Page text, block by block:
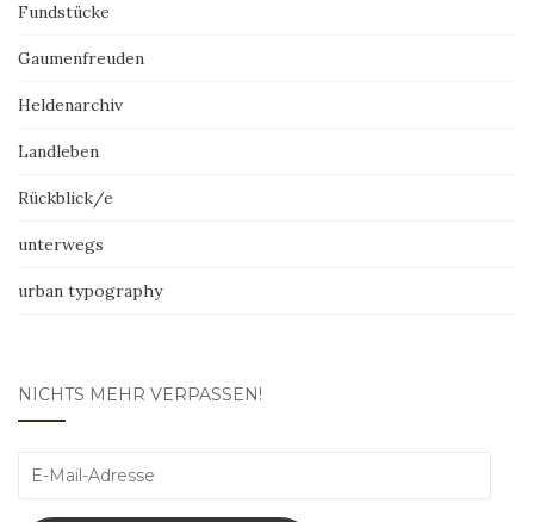
Fundstücke
Gaumenfreuden
Heldenarchiv
Landleben
Rückblick/e
unterwegs
urban typography
NICHTS MEHR VERPASSEN!
E-